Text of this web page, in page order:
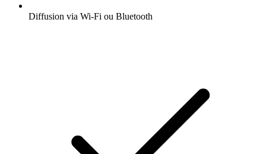
Diffusion via Wi-Fi ou Bluetooth